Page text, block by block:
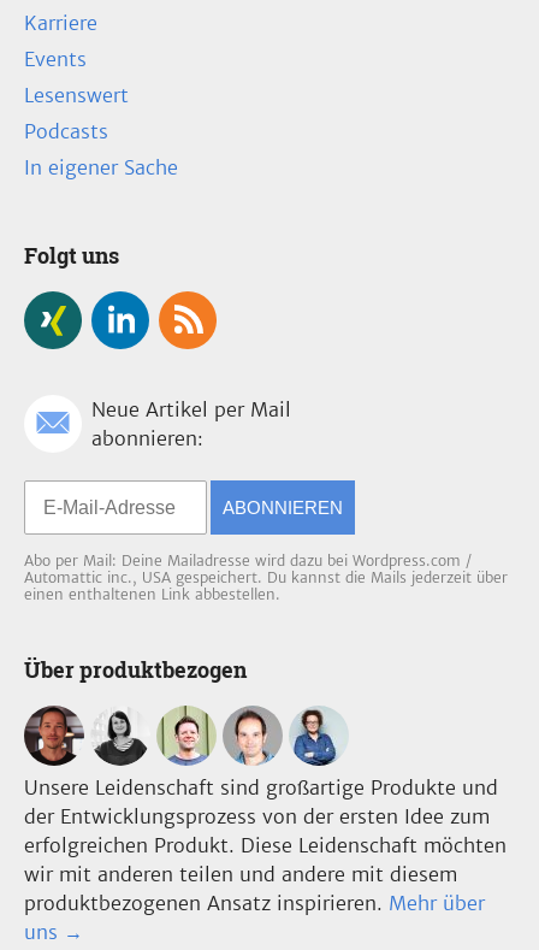
Karriere
Events
Lesenswert
Podcasts
In eigener Sache
Folgt uns
Neue Artikel per Mail
abonnieren:
ABONNIEREN
Abo per Mail: Deine Mailadresse wird dazu bei Wordpress.com /
Automattic inc., USA gespeichert. Du kannst die Mails jederzeit über
einen enthaltenen Link abbestellen.
Über produktbezogen
Unsere Leidenschaft sind großartige Produkte und
der Entwicklungsprozess von der ersten Idee zum
erfolgreichen Produkt. Diese Leidenschaft möchten
wir mit anderen teilen und andere mit diesem
produktbezogenen Ansatz inspirieren. Mehr über
uns →